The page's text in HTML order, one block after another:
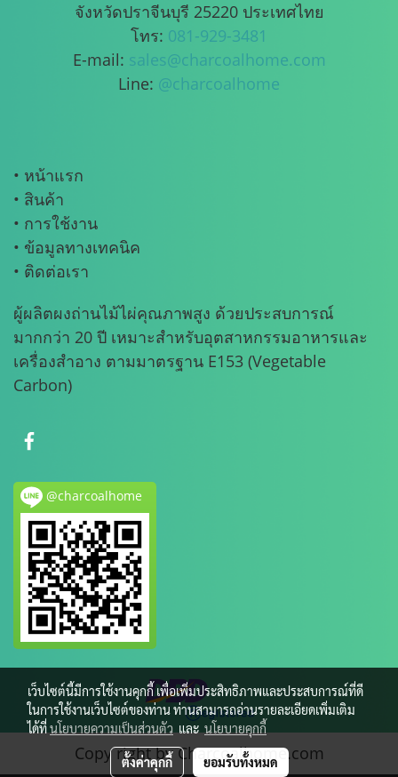
จังหวัดปราจีนบุรี 25220 ประเทศไทย
โทร: 081-929-3481
E-mail: sales@charcoalhome.com
Line: @charcoalhome
• หน้าแรก
• สินค้า
• การใช้งาน
• ข้อมูลทางเทคนิค
• ติดต่อเรา
ผู้ผลิตผงถ่านไม้ไผ่คุณภาพสูง ด้วยประสบการณ์
มากกว่า 20 ปี เหมาะสำหรับอุตสาหกรรมอาหารและ
เครื่องสำอาง ตามมาตรฐาน E153 (Vegetable
Carbon)
@charcoalhome
Copy right by Charcoalhome.com
เว็บไซต์นี้มีการใช้งานคุกกี้ เพื่อเพิ่มประสิทธิภาพและประสบการณ์ที่ดี
ในการใช้งานเว็บไซต์ของท่าน ท่านสามารถอ่านรายละเอียดเพิ่มเติม
ได้ที่นโยบายความเป็นส่วนตัว และ นโยบายคุกกี้
ตั้งค่าคุกกี้ ยอมรับทั้งหมด